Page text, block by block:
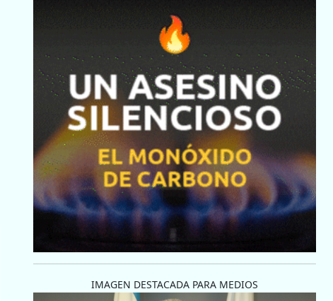
IMAGEN DESTACADA PARA MEDIOS